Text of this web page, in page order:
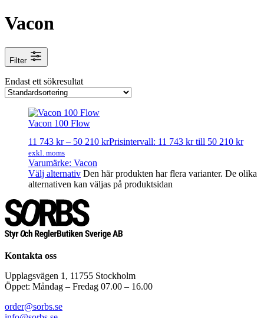
Vacon
Filter
Varumärken
Abelko
Bevent-Rasch
Bevi
Calectro
Controlli
Danfoss
ESBE
Grundfos
Ouman
Övriga
Produal
Regin
Siemens
SIOX
Thermokon-Danelko
WILO
Endast ett sökresultat
Vacon 100 Flow
11 743 kr – 50 210 krPrisintervall: 11 743 kr till 50 210 kr
exkl. moms
Varumärke: Vacon
Välj alternativ Den här produkten har flera varianter. De olika
alternativen kan väljas på produktsidan
Kontakta oss
Upplagsvägen 1, 11755 Stockholm
Öppet: Måndag – Fredag 07.00 – 16.00
order@sorbs.se